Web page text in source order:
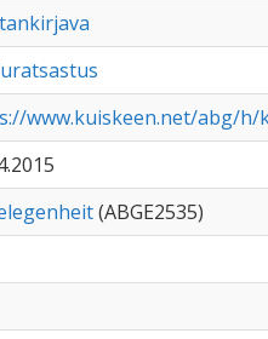
www.kuiskeen.net/abg/h/
(ABGE2535)